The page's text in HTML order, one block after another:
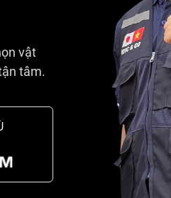
vật
tâm.